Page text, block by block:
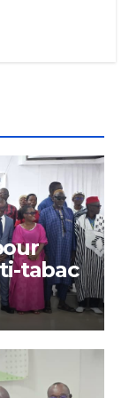
tabac